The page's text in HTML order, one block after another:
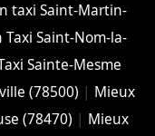
taxi Saint-Martin-
Saint-Nom-la-
Sainte-Mesme
(78500) | Mieux
(78470) | Mieux